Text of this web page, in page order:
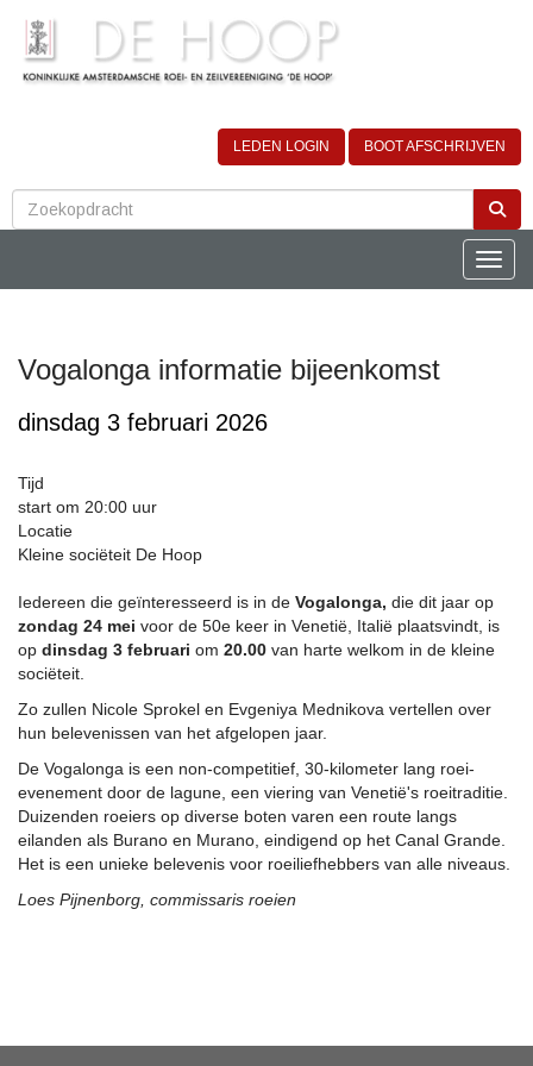
LEDEN LOGIN BOOT AFSCHRIJVEN
Vogalonga informatie bijeenkomst
dinsdag 3 februari 2026
Tijd
start om 20:00 uur
Locatie
Kleine sociëteit De Hoop
Iedereen die geïnteresseerd is in de Vogalonga, die dit jaar op
zondag 24 mei voor de 50e keer in Venetië, Italië plaatsvindt, is
op dinsdag 3 februari om 20.00 van harte welkom in de kleine
sociëteit.
Zo zullen Nicole Sprokel en Evgeniya Mednikova vertellen over
hun belevenissen van het afgelopen jaar.
De Vogalonga is een non-competitief, 30-kilometer lang roei-
evenement door de lagune, een viering van Venetië's roeitraditie.
Duizenden roeiers op diverse boten varen een route langs
eilanden als Burano en Murano, eindigend op het Canal Grande.
Het is een unieke belevenis voor roeiliefhebbers van alle niveaus.
Loes Pijnenborg, commissaris roeien